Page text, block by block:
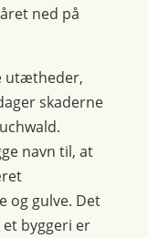
ned på
utætheder,
skaderne
navn til, at
og gulve. Det
byggeri er